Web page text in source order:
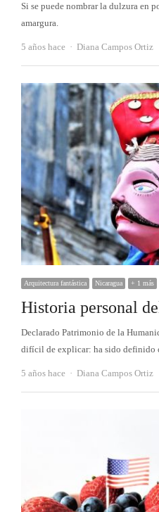
Si se puede nombrar la dulzura en
amargura.
5 años hace Autor
Diana Campos Ortiz
Arquitectura fantástica Nicaragua + 1 más
Historia personal
Declarado Patrimonio de la
difícil de explicar: ha sido definido
5 años hace Autor
Diana Campos Ortiz